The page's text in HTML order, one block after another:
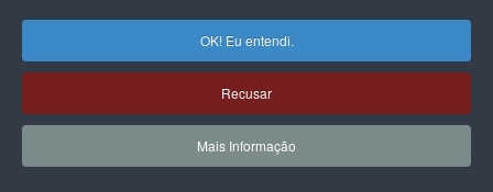
OK! Eu entendi.
Recusar
Mais Informação